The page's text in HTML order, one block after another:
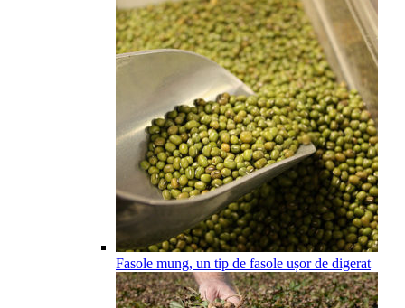
Fasole mung, un tip de fasole ușor de digerat